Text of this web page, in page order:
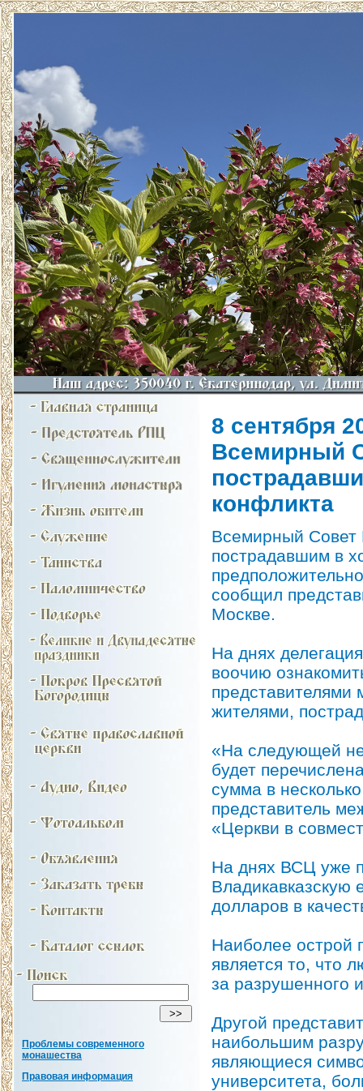
Проблемы современного
монашества
Правовая информация
8 сентября
Всемирный
конфликта
Всемирный Совет
пострадавшим в
сообщил
Москве.
На днях
воочию
представителями
жителями,
«На следующей
будет
сумма в
представитель
«Церкви в
На днях ВСЦ уже
Владикавказскую
долларов в
Наиболее острой
является то, что
за разрушенного
Другой
наибольшим
являющиеся
университета,